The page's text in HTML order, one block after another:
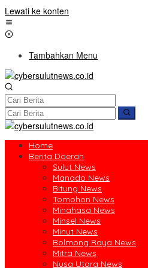
Lewati ke konten
Tambahkan Menu
Home
Berita Daerah
Sulut News
Manado News
Bitung News
Tomohon News
Minahasa News
Minsel News
Minut News
Bolmong Raya News
Mitra News
Nusa Utara News